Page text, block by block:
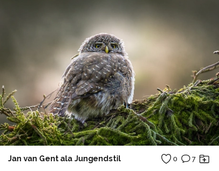
Jan van Gent ala Jungendstil 0 7